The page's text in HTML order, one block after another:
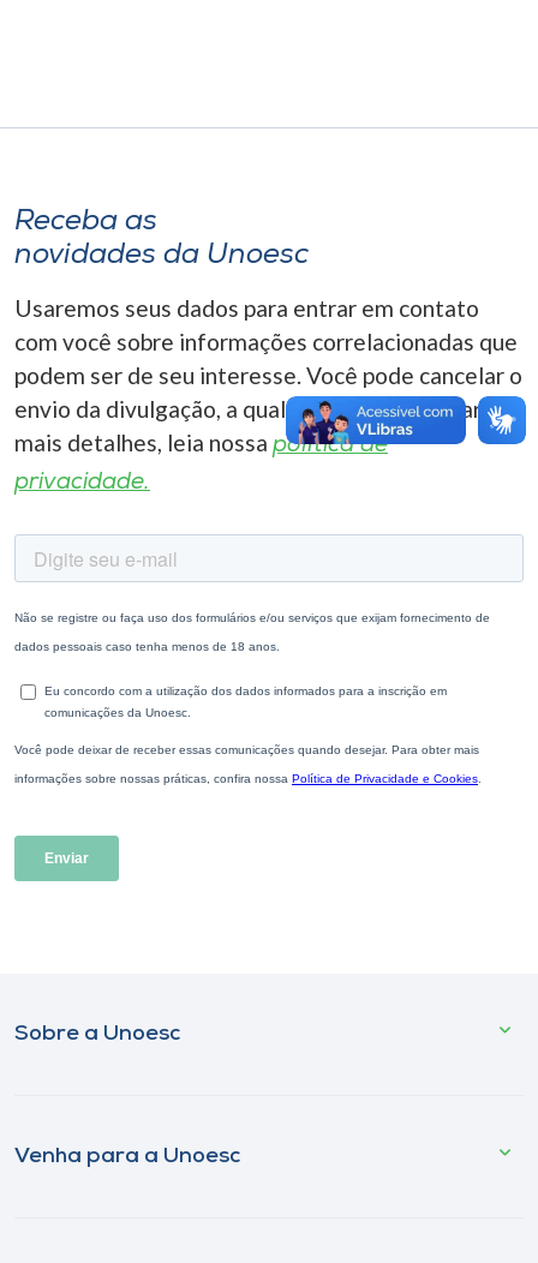
A-
Receba as
novidades da Unoesc
Usaremos seus dados para entrar em contato
com você sobre informações correlacionadas que
podem ser de seu interesse. Você pode cancelar o
envio da divulgação, a qualquer momento. Para
mais detalhes, leia nossa política de
privacidade.
Sobre a Unoesc
Venha para a Unoesc